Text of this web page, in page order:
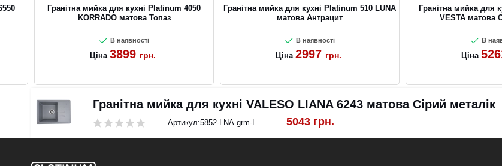
Гранітна мийка для кухні Platinum 4050
KORRADO матова Топаз
В наявності
Ціна 3899 грн.
Гранітна мийка для кухні Platinum 510 LUNA
матова Антрацит
В наявності
Ціна 2997 грн.
Гранітна мийка для
VESTA матова
В
Ціна
Гранітна мийка для кухні VALESO LIANA 6243 матова Сірий металік
Артикул:5852-LNA-grm-L 5043 грн.